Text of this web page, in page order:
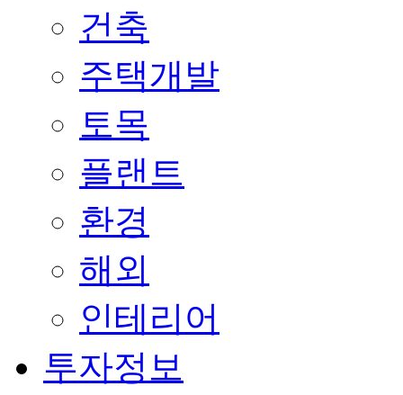
건축
주택개발
토목
플랜트
환경
해외
인테리어
투자정보